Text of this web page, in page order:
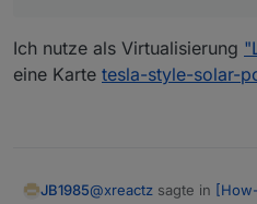
Ich nutze als Virtualisierung
eine Karte tesla-style-solar-
JB1985@xreactz sagte in